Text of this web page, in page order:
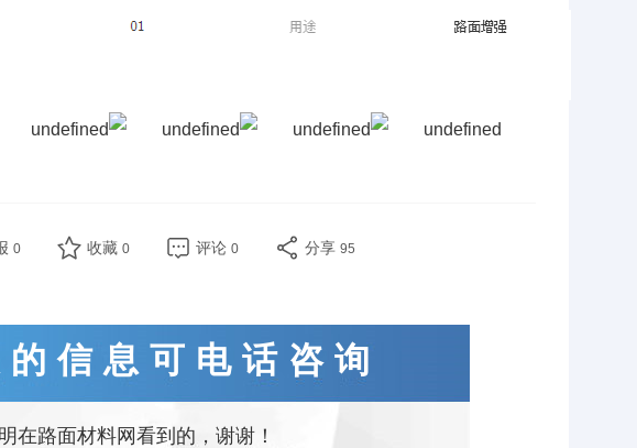
0 收藏 0 评论 0 分享 95
信息可电话咨询
在路面材料网看到的，谢谢！